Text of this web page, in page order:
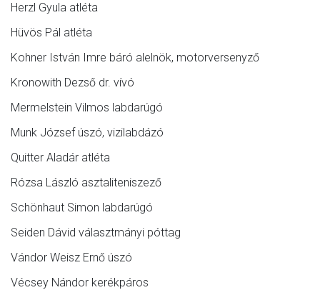
Herzl Gyula atléta
Hüvös Pál atléta
Kohner István Imre báró alelnök, motorversenyző
Kronowith Dezső dr. vívó
Mermelstein Vilmos labdarúgó
Munk József úszó, vizilabdázó
Quitter Aladár atléta
Rózsa László asztaliteniszező
Schönhaut Simon labdarúgó
Seiden Dávid választmányi póttag
Vándor Weisz Ernő úszó
Vécsey Nándor kerékpáros